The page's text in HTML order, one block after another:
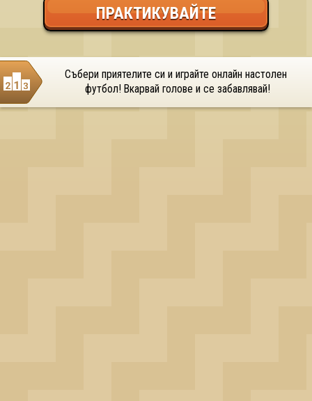
ПРАКТИКУВАЙТЕ
Събери приятелите си и играйте онлайн настолен
футбол! Вкарвай голове и се забавлявай!